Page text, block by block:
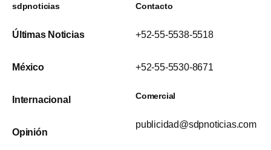
sdpnoticias
Últimas Noticias
México
Internacional
Opinión
Contacto
+52-55-5538-5518
+52-55-5530-8671
Comercial
publicidad@sdpnoticias.com